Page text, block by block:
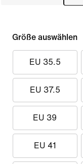
Größe auswählen
EU 35.5
EU 37.5
EU 39
EU 41